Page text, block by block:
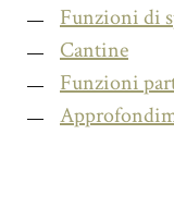
Funzioni di
Cantine
Funzioni